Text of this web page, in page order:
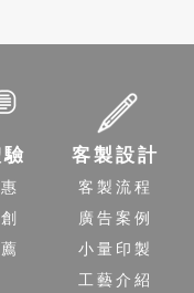
客製設計
客製流程
廣告案例
小量印製
工藝介紹